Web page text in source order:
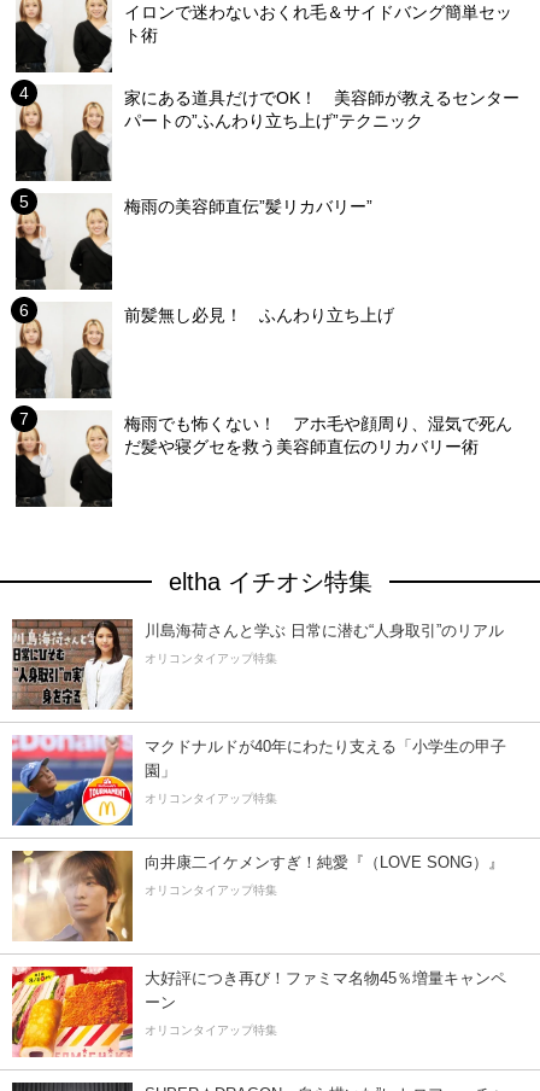
イロンで迷わないおくれ毛＆サイドバング簡単セッ
ト術
家にある道具だけでOK！ 美容師が教えるセンター
パートの”ふんわり立ち上げ”テクニック
梅雨の美容師直伝”髪リカバリー”
前髪無し必見！ ふんわり立ち上げ
梅雨でも怖くない！ アホ毛や顔周り、湿気で死ん
だ髪や寝グセを救う美容師直伝のリカバリー術
eltha イチオシ特集
川島海荷さんと学ぶ 日常に潜む“人身取引”のリアル
オリコンタイアップ特集
マクドナルドが40年にわたり支える「小学生の甲子
園」
オリコンタイアップ特集
向井康二イケメンすぎ！純愛『（LOVE SONG）』
オリコンタイアップ特集
大好評につき再び！ファミマ名物45％増量キャンペ
ーン
オリコンタイアップ特集